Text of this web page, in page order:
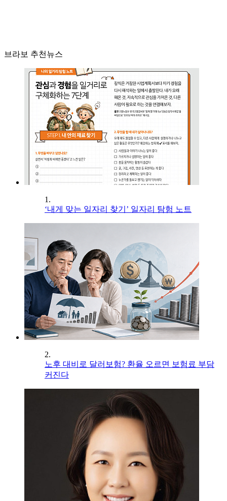
브라보 추천뉴스
1.
‘내게 맞는 일자리 찾기’ 일자리 탐험 노트
2.
노후 대비로 달러보험? 환율 오르면 보험료 부담
커진다